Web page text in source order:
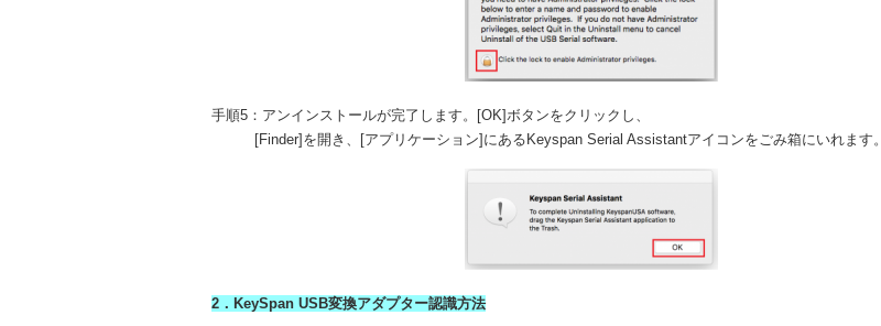
手順5：アンインストールが完了します。[OK]ボタンをクリックし、
[Finder]を開き、[アプリケーション]にあるKeyspan Serial Assistantアイコンをごみ箱にいれます。
2．KeySpan USB変換アダプター認識方法